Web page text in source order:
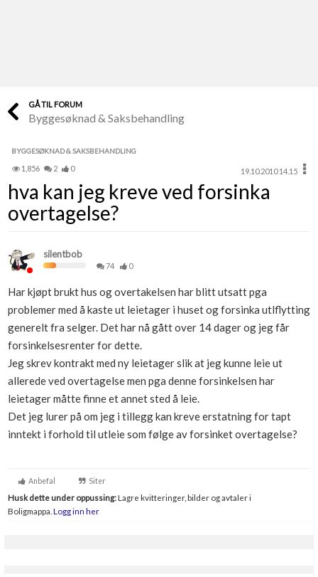
Finn håndverkere
Papirer som mangler
Skaff dokumentasjon som mangler
Kundeservice
Se din bolig? Klikk her
Boligmappa+
Få mer ut av Boligmappa
GÅ TIL FORUM
Byggesøknad & Saksbehandling
BYGGESØKNAD & SAKSBEHANDLING
1,856 2 0 19.10.2010 14.15
hva kan jeg kreve ved forsinka
overtagelse?
silentbob
74 0
Har kjøpt brukt hus og overtakelsen har blitt utsatt pga
problemer med å kaste ut leietager i huset og forsinka utlflytting
generelt fra selger. Det har nå gått over 14 dager og jeg får
forsinkelsesrenter for dette.
Jeg skrev kontrakt med ny leietager slik at jeg kunne leie ut
allerede ved overtagelse men pga denne forsinkelsen har
leietager måtte finne et annet sted å leie.
Det jeg lurer på om jeg i tillegg kan kreve erstatning for tapt
inntekt i forhold til utleie som følge av forsinket overtagelse?
Anbefal Siter
Husk dette under oppussing:Lagre kvitteringer, bilder og avtaler i
Boligmappa. Logg inn her